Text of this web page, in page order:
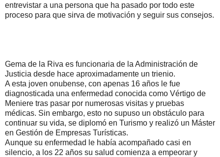
entrevistar a una persona que ha pasado por todo este
proceso para que sirva de motivación y seguir sus consejos.
Gema de la Riva es funcionaria de la Administración de
Justicia desde hace aproximadamente un trienio.
A esta joven onubense, con apenas 16 años le fue
diagnosticada una enfermedad conocida como Vértigo de
Meniere tras pasar por numerosas visitas y pruebas
médicas. Sin embargo, esto no supuso un obstáculo para
continuar su vida, se diplomó en Turismo y realizó un Máster
en Gestión de Empresas Turísticas.
Aunque su enfermedad le había acompañado casi en
silencio, a los 22 años su salud comienza a empeorar y